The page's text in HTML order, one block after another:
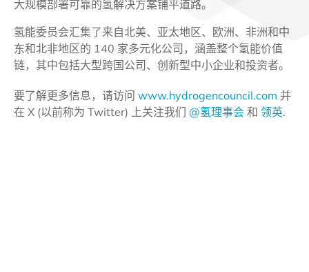
大规模部署可靠的氢解决方案铺平道路。
氢能委员会汇集了来自北美、亚太地区、欧洲、非洲和中
东和北非地区的 140 家多元化公司，涵盖整个氢能价值
链，其中包括大型跨国公司、创新型中小企业和投资者。
要了解更多信息，请访问 www.hydrogencouncil.com 并
在 X (以前称为 Twitter) 上关注我们 @氢理事会 和 领英.